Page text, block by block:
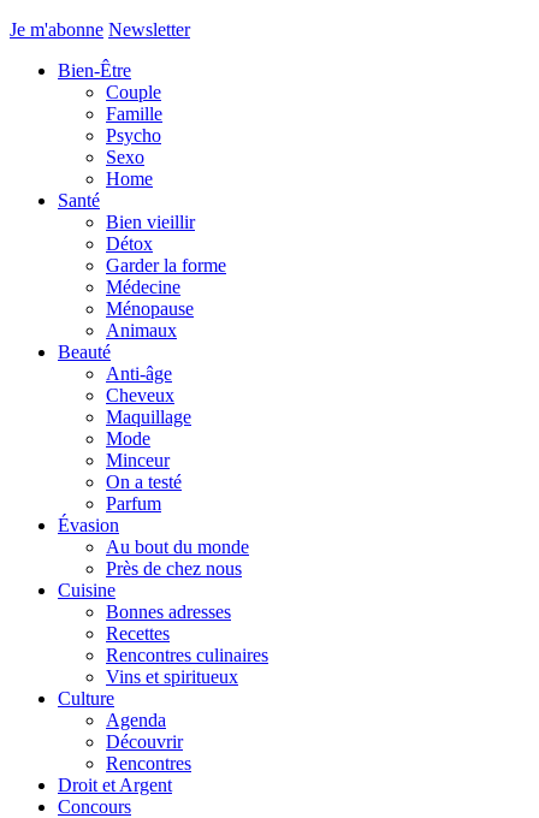
Je m'abonne Newsletter
Bien-Être
Couple
Famille
Psycho
Sexo
Home
Santé
Bien vieillir
Détox
Garder la forme
Médecine
Ménopause
Animaux
Beauté
Anti-âge
Cheveux
Maquillage
Mode
Minceur
On a testé
Parfum
Évasion
Au bout du monde
Près de chez nous
Cuisine
Bonnes adresses
Recettes
Rencontres culinaires
Vins et spiritueux
Culture
Agenda
Découvrir
Rencontres
Droit et Argent
Concours